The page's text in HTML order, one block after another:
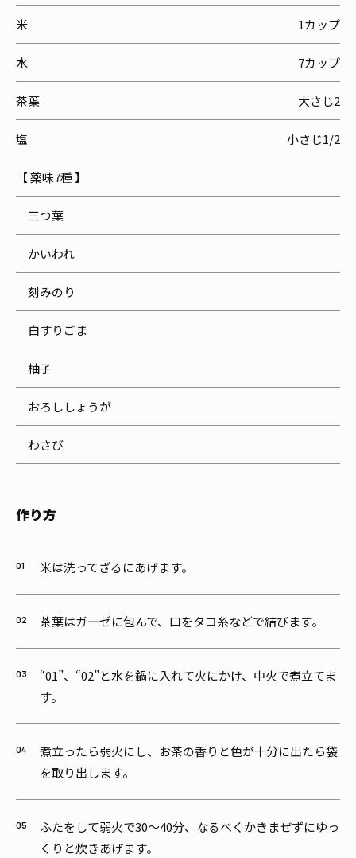
米 1カップ
水 7カップ
茶葉 大さじ2
塩 小さじ1/2
【 薬味7種 】
三つ葉
かいわれ
刻みのり
白すりごま
柚子
おろししょうが
わさび
作り方
米は洗ってざるにあげます。
茶葉はガーゼに包んで、口をタコ糸などで結びます。
“01”、“02”と水を鍋に入れて火にかけ、中火で煮立てま
す。
煮立ったら弱火にし、お茶の香りと色が十分に出たら袋
を取り出します。
ふたをして弱火で30～40分、なるべくかきまぜずにゆっ
くりと炊きあげます。